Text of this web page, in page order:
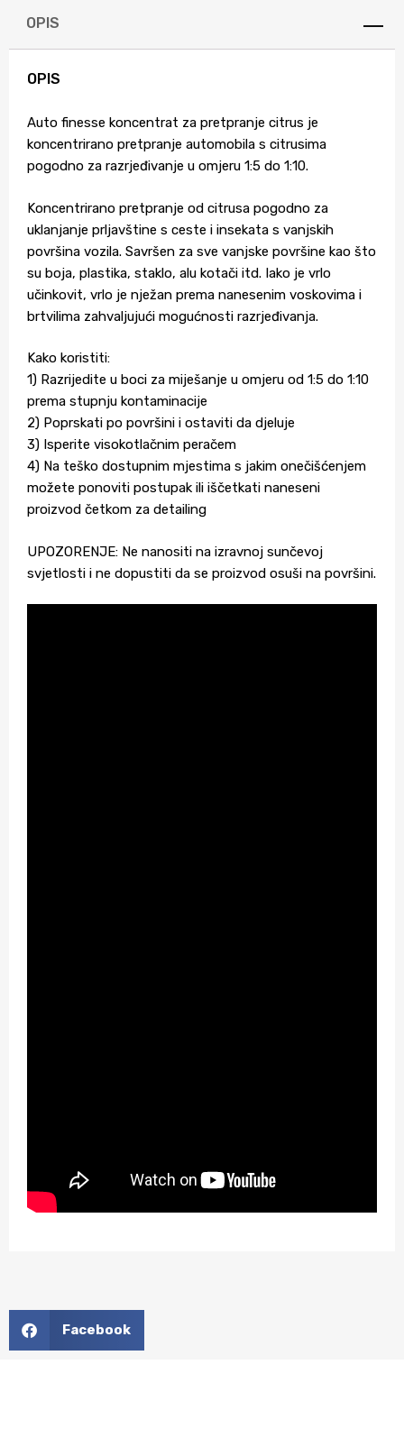
OPIS
OPIS
Auto finesse koncentrat za pretpranje citrus je
koncentrirano pretpranje automobila s citrusima
pogodno za razrjeđivanje u omjeru 1:5 do 1:10.
Koncentrirano pretpranje od citrusa pogodno za
uklanjanje prljavštine s ceste i insekata s vanjskih
površina vozila. Savršen za sve vanjske površine kao što
su boja, plastika, staklo, alu kotači itd. Iako je vrlo
učinkovit, vrlo je nježan prema nanesenim voskovima i
brtvilima zahvaljujući mogućnosti razrjeđivanja.
Kako koristiti:
1) Razrijedite u boci za miješanje u omjeru od 1:5 do 1:10
prema stupnju kontaminacije
2) Poprskati po površini i ostaviti da djeluje
3) Isperite visokotlačnim peračem
4) Na teško dostupnim mjestima s jakim onečišćenjem
možete ponoviti postupak ili iščetkati naneseni
proizvod četkom za detailing
UPOZORENJE: Ne nanositi na izravnoj sunčevoj
svjetlosti i ne dopustiti da se proizvod osuši na površini.
Facebook